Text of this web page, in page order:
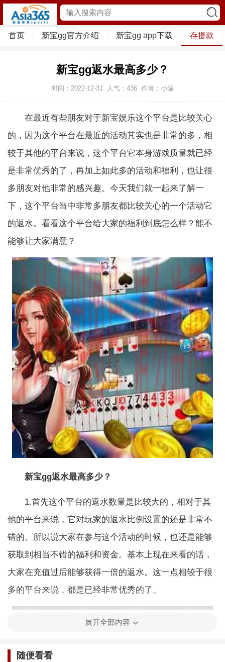
首页 新宝gg官方介绍 新宝gg app下载 存提款
新宝gg返水最高多少？
时间：2022-12-31 人气： 436 作者：小编
在最近有些朋友对于新宝娱乐这个平台是比较关心
的，因为这个平台在最近的活动其实也是非常的多，相
较于其他的平台来说，这个平台它本身游戏质量就已经
是非常优秀的了，再加上如此多的活动和福利，也让很
多朋友对他非常的感兴趣。今天我们就一起来了解一
下，这个平台当中非常多朋友都比较关心的一个活动它
的返水。看看这个平台给大家的福利到底怎么样？能不
能够让大家满意？
新宝gg返水最高多少？
1.首先这个平台的返水数量是比较大的，相对于其
他的平台来说，它对玩家的返水比例设置的还是非常不
错的。所以说大家在参与这个活动的时候，也还是能够
获取到相当不错的福利和资金。基本上现在来看的话，
大家在充值过后能够获得一倍的返水。这一点相较于很
多的平台来说，都是已经非常优秀的了。
展开全部内容
随便看看